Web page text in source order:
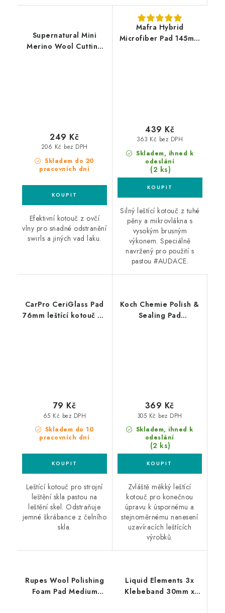
Supernatural Mini
Merino Wool Cutting
Skladem do 20
pracovních dní
206 Kč bez DPH
249 Kč
Efektivní kotouč z ovčí
vlny pro snadné odstranění
swirls a jiných vad laku.
Mafra Hybrid
Microfiber Pad 145mm
Skladem, ihned k
odeslání
(2 ks)
363 Kč bez DPH
439 Kč
Silný leštící kotouč z tuhé
pěny a mikrovlákna s
vysokým brusným
výkonem. Speciálně
navržený pro použití s
pastou #AUDACE.
CarPro CeriGlass Pad
76mm leštící kotouč na
Skladem do 10
pracovních dní
65 Kč bez DPH
79 Kč
Leštící kotouč pro strojní
leštění skla pastou na
leštění skel. Odstraňuje
jemné škrábance z čelního
skla.
Koch Chemie Polish &
Sealing Pad
Skladem, ihned k
odeslání
(2 ks)
305 Kč bez DPH
369 Kč
Zvláště měkký leštící
kotouč pro konečnou
úpravu k úspornému a
stejnoměrnému nanesení
uzavíracích leštících
výrobků.
Rupes Wool Polishing
Foam Pad Medium
Liquid Elements 3x
Klebeband 30mm x